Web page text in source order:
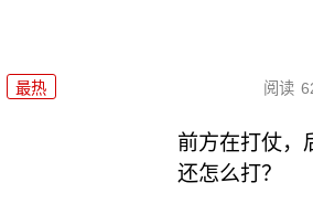
最热 阅读
前方在打仗，
还怎么打？